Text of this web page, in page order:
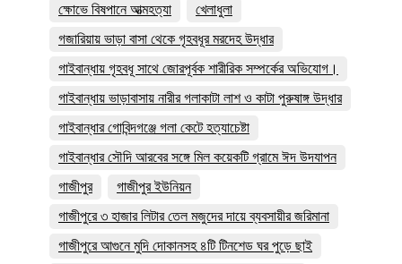
ক্ষোভে বিষপানে আত্মহত্যা
খেলাধুলা
গজারিয়ায় ভাড়া বাসা থেকে গৃহবধূর মরদেহ উদ্ধার
গাইবান্ধায় গৃহবধূ সাথে জোরপূর্বক শারীরিক সম্পর্কের অভিযোগ।
গাইবান্ধায় ভাড়াবাসায় নারীর গলাকাটা লাশ ও কাটা পুরুষাঙ্গ উদ্ধার
গাইবান্ধার গোবিন্দগঞ্জে গলা কেটে হত্যাচেষ্টা
গাইবান্ধার সৌদি আরবের সঙ্গে মিল কয়েকটি গ্রামে ঈদ উদযাপন
গাজীপুর
গাজীপুর ইউনিয়ন
গাজীপুরে ৩ হাজার লিটার তেল মজুদের দায়ে ব্যবসায়ীর জরিমানা
গাজীপুরে আগুনে মুদি দোকানসহ ৪টি টিনশেড ঘর পুড়ে ছাই